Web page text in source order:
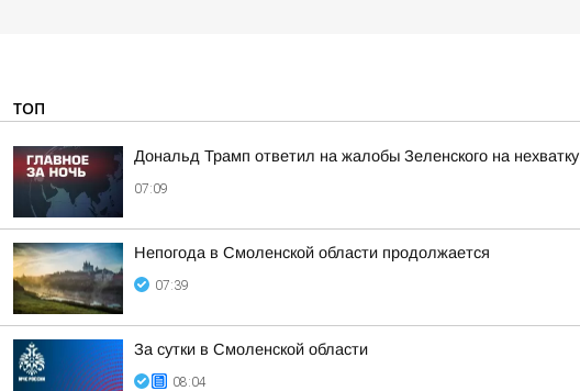
ТОП
Дональд Трамп ответил на жалобы Зеленского на
07:09
Непогода в Смоленской области продолжается
07:39
За сутки в Смоленской области
08:04